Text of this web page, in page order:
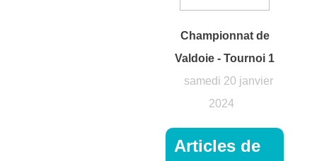
Championnat de
Valdoie - Tournoi 1
samedi 20 janvier
2024
Articles de